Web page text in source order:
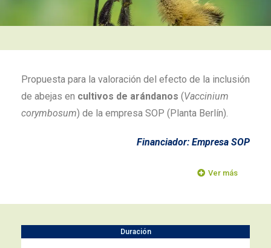
Propuesta para la valoración del efecto de la inclusión
de abejas en cultivos de arándanos (Vaccinium
corymbosum) de la empresa SOP (Planta Berlín).
Financiador: Empresa SOP
Ver más
Duración